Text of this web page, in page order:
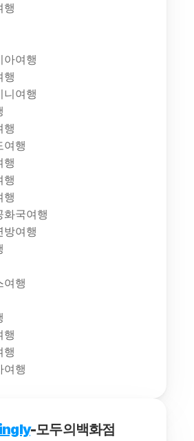
행
아여행
행
니여행
행
여행
행
행
행
화국여행
방여행
여행
행
행
여행
-모두의백화점